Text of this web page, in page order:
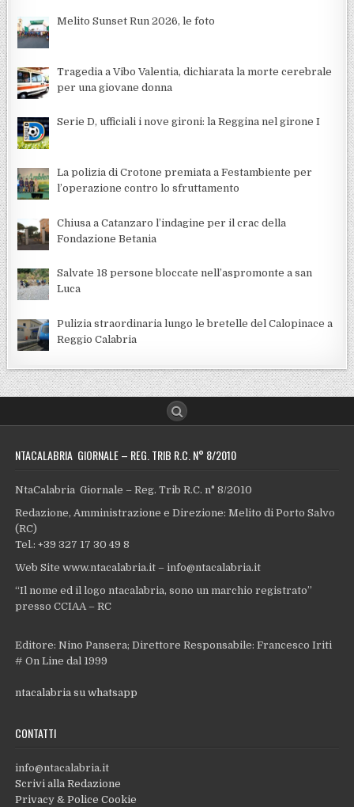
Melito Sunset Run 2026, le foto
Tragedia a Vibo Valentia, dichiarata la morte cerebrale
per una giovane donna
Serie D, ufficiali i nove gironi: la Reggina nel girone I
La polizia di Crotone premiata a Festambiente per
l’operazione contro lo sfruttamento
Chiusa a Catanzaro l’indagine per il crac della
Fondazione Betania
Salvate 18 persone bloccate nell’aspromonte a san
Luca
Pulizia straordinaria lungo le bretelle del Calopinace a
Reggio Calabria
NTACALABRIA GIORNALE – REG. TRIB R.C. N° 8/2010
NtaCalabria Giornale – Reg. Trib R.C. n° 8/2010
Redazione, Amministrazione e Direzione: Melito di Porto Salvo
(RC)
Tel.: +39 327 17 30 49 8
Web Site www.ntacalabria.it – info@ntacalabria.it
“Il nome ed il logo ntacalabria, sono un marchio registrato”
presso CCIAA – RC
Editore: Nino Pansera; Direttore Responsabile: Francesco Iriti
# On Line dal 1999
ntacalabria su whatsapp
CONTATTI
info@ntacalabria.it
Scrivi alla Redazione
Privacy & Police Cookie